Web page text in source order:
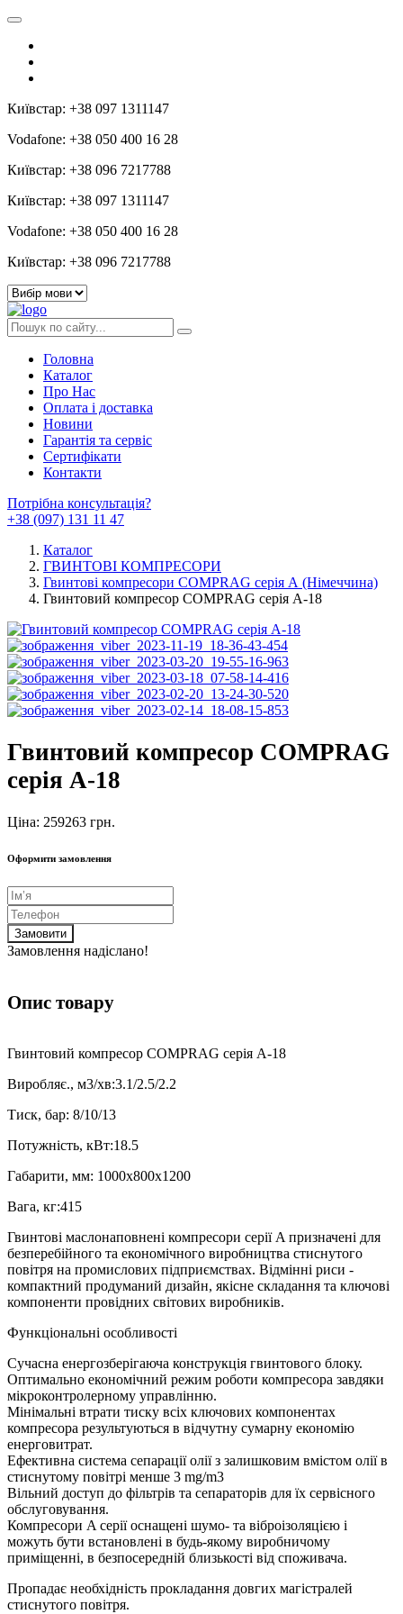
Київстар: +38 097 1311147
Vodafone: +38 050 400 16 28
Київстар: +38 096 7217788
Київстар: +38 097 1311147
Vodafone: +38 050 400 16 28
Київстар: +38 096 7217788
Головна
Каталог
Про Нас
Оплата і доставка
Новини
Гарантія та сервіс
Сертифікати
Контакти
Потрібна консультація?
+38 (097) 131 11 47
Каталог
ГВИНТОВІ КОМПРЕСОРИ
Гвинтові компресори COMPRAG серія А (Німеччина)
Гвинтовий компресор COMPRAG серія A-18
Гвинтовий компресор COMPRAG
серія A-18
Ціна: 259263 грн.
Оформити замовлення
Замовити
Замовлення надіслано!
Опис товару
Гвинтовий компресор COMPRAG серія A-18
Виробляє., м3/хв:3.1/2.5/2.2
Тиск, бар: 8/10/13
Потужність, кВт:18.5
Габарити, мм: 1000х800х1200
Вага, кг:415
Гвинтові маслонаповнені компресори серії A призначені для
безперебійного та економічного виробництва стиснутого
повітря на промислових підприємствах. Відмінні риси -
компактний продуманий дизайн, якісне складання та ключові
компоненти провідних світових виробників.
Функціональні особливості
Сучасна енергозберігаюча конструкція гвинтового блоку.
Оптимально економічний режим роботи компресора завдяки
мікроконтролерному управлінню.
Мінімальні втрати тиску всіх ключових компонентах
компресора результуються в відчутну сумарну економію
енерговитрат.
Ефективна система сепарації олії з залишковим вмістом олії в
стиснутому повітрі менше 3 mg/m3
Вільний доступ до фільтрів та сепараторів для їх сервісного
обслуговування.
Компресори A серії оснащені шумо- та віброізоляцією і
можуть бути встановлені в будь-якому виробничому
приміщенні, в безпосередній близькості від споживача.
Пропадає необхідність прокладання довгих магістралей
стиснутого повітря.